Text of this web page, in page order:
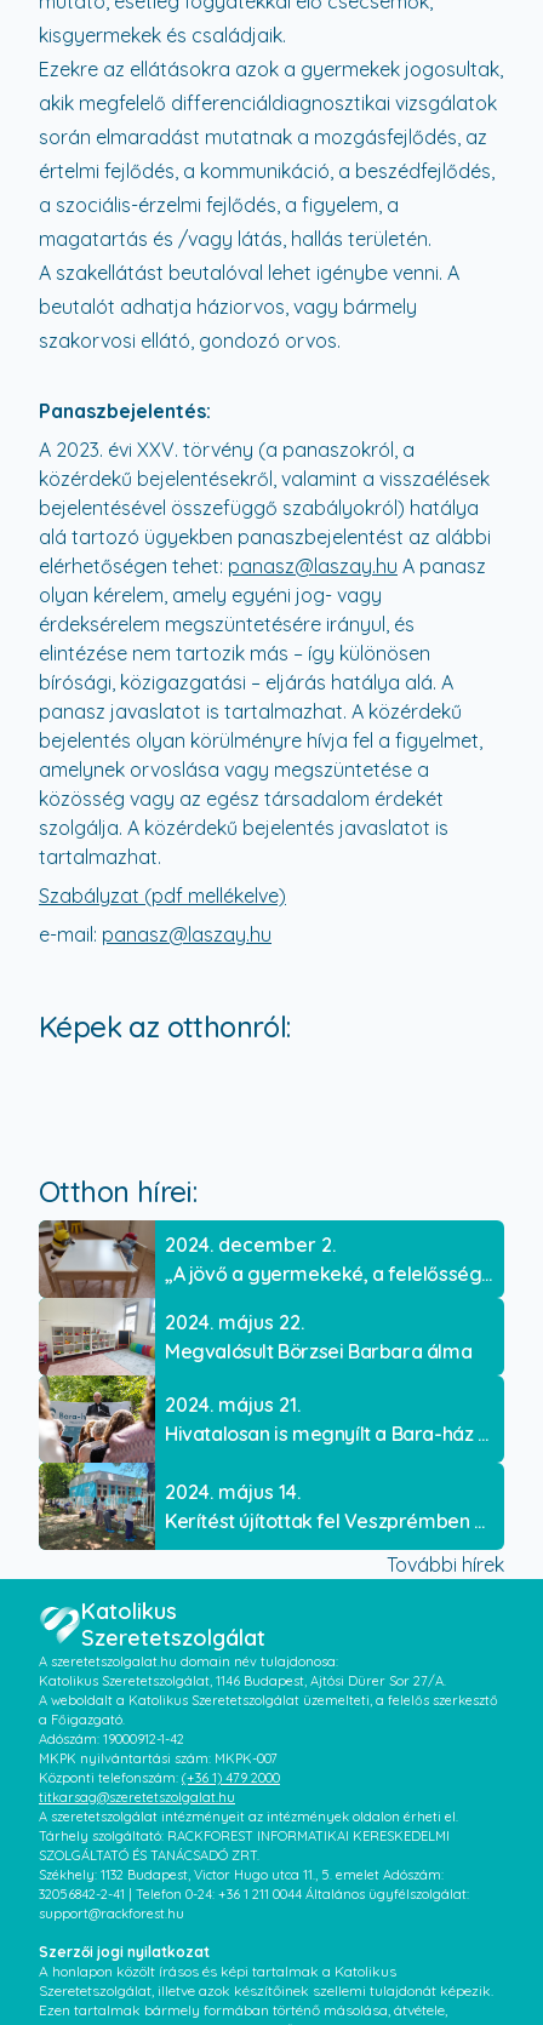
Képek az otthonról:
Otthon hírei:
2024. december 2.
„A jövő a gyermekeké, a felelősség a miénk”
2024. május 22.
Megvalósult Börzsei Barbara álma
2024. május 21.
Hivatalosan is megnyílt a Bara-ház Veszprémben
2024. május 14.
Kerítést újítottak fel Veszprémben közösségi összefogással
További hírek
kisgyermekek és családjaik.
Ezekre az ellátásokra azok a gyermekek jogosultak,
akik megfelelő differenciáldiagnosztikai vizsgálatok
során elmaradást mutatnak a mozgásfejlődés, az
értelmi fejlődés, a kommunikáció, a beszédfejlődés,
a szociális-érzelmi fejlődés, a figyelem, a
magatartás és /vagy látás, hallás területén.
A szakellátást beutalóval lehet igénybe venni. A
beutalót adhatja háziorvos, vagy bármely
szakorvosi ellátó, gondozó orvos.
Panaszbejelentés:
A 2023. évi XXV. törvény (a panaszokról, a
közérdekű bejelentésekről, valamint a visszaélések
bejelentésével összefüggő szabályokról) hatálya
alá tartozó ügyekben panaszbejelentést az alábbi
elérhetőségen tehet: panasz@laszay.hu A panasz
olyan kérelem, amely egyéni jog- vagy
érdeksérelem megszüntetésére irányul, és
elintézése nem tartozik más – így különösen
bírósági, közigazgatási – eljárás hatálya alá. A
panasz javaslatot is tartalmazhat. A közérdekű
bejelentés olyan körülményre hívja fel a figyelmet,
amelynek orvoslása vagy megszüntetése a
közösség vagy az egész társadalom érdekét
szolgálja. A közérdekű bejelentés javaslatot is
tartalmazhat.
Szabályzat (pdf mellékelve)
e-mail: panasz@laszay.hu
Katolikus
Szeretetszolgálat
A szeretetszolgalat.hu domain név tulajdonosa:
Katolikus Szeretetszolgálat, 1146 Budapest, Ajtósi Dürer Sor 27/A.
A weboldalt a Katolikus Szeretetszolgálat üzemelteti, a felelős szerkesztő
a Főigazgató.
Adószám: 19000912-1-42
MKPK nyilvántartási szám: MKPK-007
Központi telefonszám: (+36 1) 479 2000
titkarsag@szeretetszolgalat.hu
A szeretetszolgálat intézményeit az intézmények oldalon érheti el.
Tárhely szolgáltató: RACKFOREST INFORMATIKAI KERESKEDELMI
SZOLGÁLTATÓ ÉS TANÁCSADÓ ZRT.
Székhely: 1132 Budapest, Victor Hugo utca 11., 5. emelet Adószám:
32056842-2-41 | Telefon 0-24: +36 1 211 0044 Általános ügyfélszolgálat:
support@rackforest.hu
Szerzői jogi nyilatkozat
A honlapon közölt írásos és képi tartalmak a Katolikus
Szeretetszolgálat, illetve azok készítőinek szellemi tulajdonát képezik.
Ezen tartalmak bármely formában történő másolása, átvétele,